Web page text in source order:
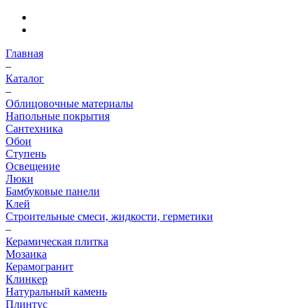
Главная
–
Каталог
–
Облицовочные материалы
Напольные покрытия
Сантехника
Обои
Ступень
Освещение
Люки
Бамбуковые панели
Клей
Строительные смеси, жидкости, герметики
–
Керамическая плитка
Мозаика
Керамогранит
Клинкер
Натуральный камень
Плинтус